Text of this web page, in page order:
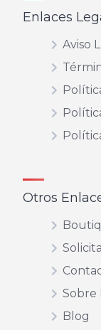
Enlaces
Aviso
Otros
Sobre
Blog